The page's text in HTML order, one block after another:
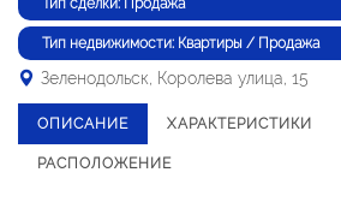
Тип сделки: Продажа
Тип недвижимости: Квартиры / Продажа
Зеленодольск, Королева улица, 15
ОПИСАНИЕ ХАРАКТЕРИСТИКИ
РАСПОЛОЖЕНИЕ